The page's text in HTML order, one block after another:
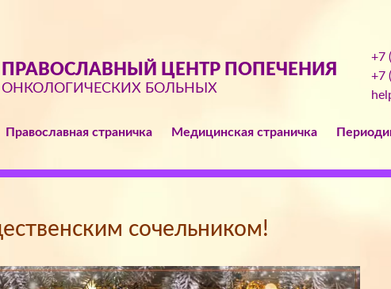
ПРАВОСЛАВНЫЙ ЦЕНТР ПОПЕЧЕНИЯ
ОНКОЛОГИЧЕСКИХ БОЛЬНЫХ
+7
+7
Православная страничка Медицинская страничка
сочельником!